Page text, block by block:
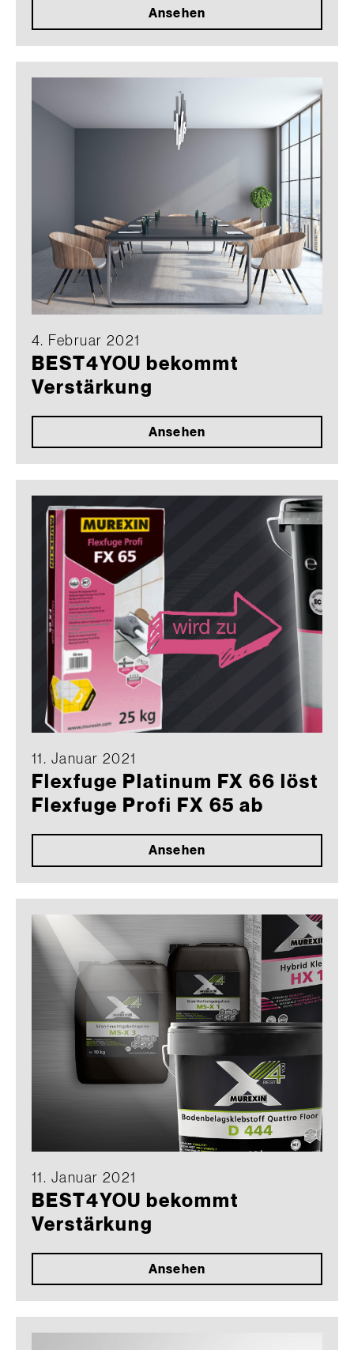
Ansehen
4. Februar 2021
BEST4YOU bekommt
Verstärkung
Ansehen
11. Januar 2021
Flexfuge Platinum FX 66 löst
Flexfuge Profi FX 65 ab
Ansehen
11. Januar 2021
BEST4YOU bekommt
Verstärkung
Ansehen